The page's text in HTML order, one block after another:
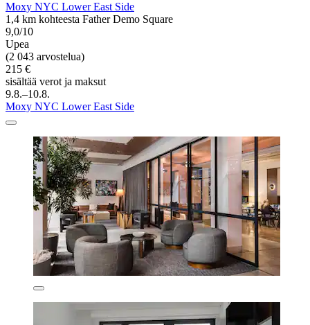
Moxy NYC Lower East Side
1,4 km kohteesta Father Demo Square
9,0/10
Upea
(2 043 arvostelua)
215 €
sisältää verot ja maksut
9.8.–10.8.
Moxy NYC Lower East Side